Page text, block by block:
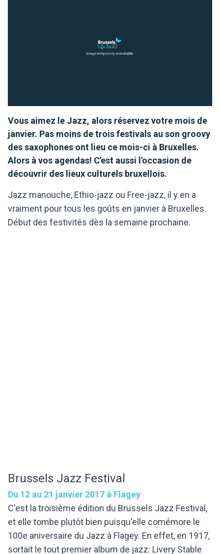
Vous aimez le Jazz, alors réservez votre mois de
janvier. Pas moins de trois festivals au son groovy
des saxophones ont lieu ce mois-ci à Bruxelles.
Alors à vos agendas! C'est aussi l'occasion de
découvrir des lieux culturels bruxellois.
Jazz manouche, Ethio-jazz ou Free-jazz, il y en a
vraiment pour tous les goûts en janvier à Bruxelles.
Début des festivités dès la semaine prochaine.
Brussels Jazz Festival
Du 12 au 21 janvier 2017 à Flagey
C'est la troisième édition du Brussels Jazz Festival,
et elle tombe plutôt bien puisqu'elle comémore le
100e aniversaire du Jazz à Flagey. En effet, en 1917,
sortait le tout premier album de jazz: Livery Stable